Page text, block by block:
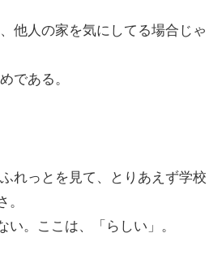
他人の家を気にしてる場合じゃ
である。
れっとを見て、とりあえず学校
。
い。ここは、「らしい」。